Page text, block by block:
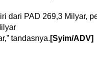
dari PAD 269,3 Milyar,
tandasnya. [Syim/ADV]